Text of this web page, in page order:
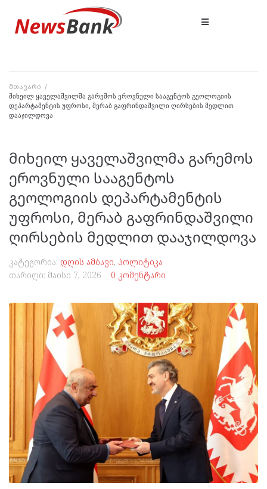
მთავარი /
მიხეილ ყაველაშვილმა გარემოს ეროვნული სააგენტოს გეოლოგიის
დეპარტამენტის უფროსი, მერაბ გაფრინდაშვილი ღირსების მედლით
დააჯილდოვა
მიხეილ ყაველაშვილმა გარემოს
ეროვნული სააგენტოს
გეოლოგიის დეპარტამენტის
უფროსი, მერაბ გაფრინდაშვილი
ღირსების მედლით დააჯილდოვა
კატეგორია: დღის ამბავი, პოლიტიკა
თარიღი: მაისი 7, 2026 0 კომენტარი